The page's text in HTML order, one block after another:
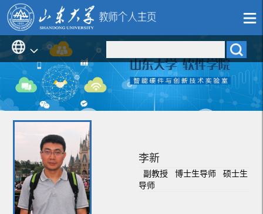
李新
副教授 博士生导师 硕士生
导师